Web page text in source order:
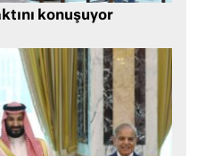
konuşuyor